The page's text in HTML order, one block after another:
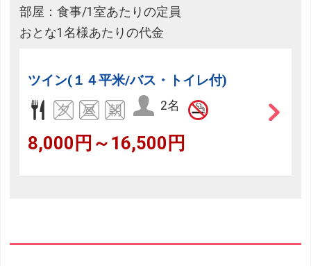
部屋：食事/1室あたりの定員
おとな1名様あたりの代金
ツイン(１４平米/バス・トイレ付)
2名
8,000円～16,500円